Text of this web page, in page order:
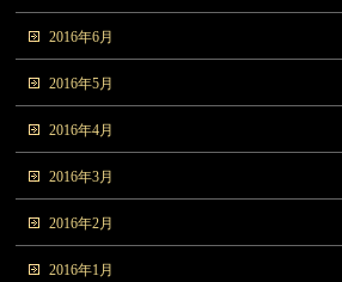
2016年6月
2016年5月
2016年4月
2016年3月
2016年2月
2016年1月